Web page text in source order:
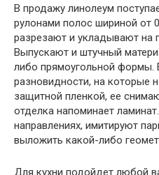
В продажу линолеум
рулонами полос шириной от
разрезают и укладывают на
Выпускают и штучный
либо прямоугольной формы.
разновидности, на которые
защитной пленкой, ее
отделка напоминает
направлениях, имитируют
выложить какой-либо
Для кухни подойдет любой